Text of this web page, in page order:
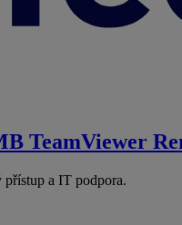
TeamViewer
přístup a IT podpora.